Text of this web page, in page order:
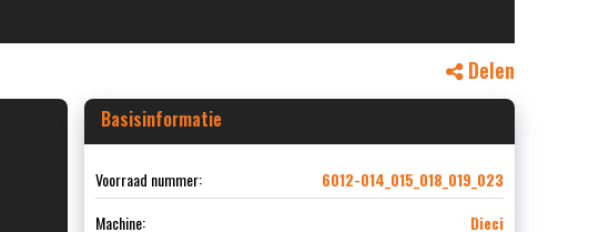
Delen
Basisinformatie
Voorraad nummer:
6012-014_015_018_019_023
Machine:
Dieci